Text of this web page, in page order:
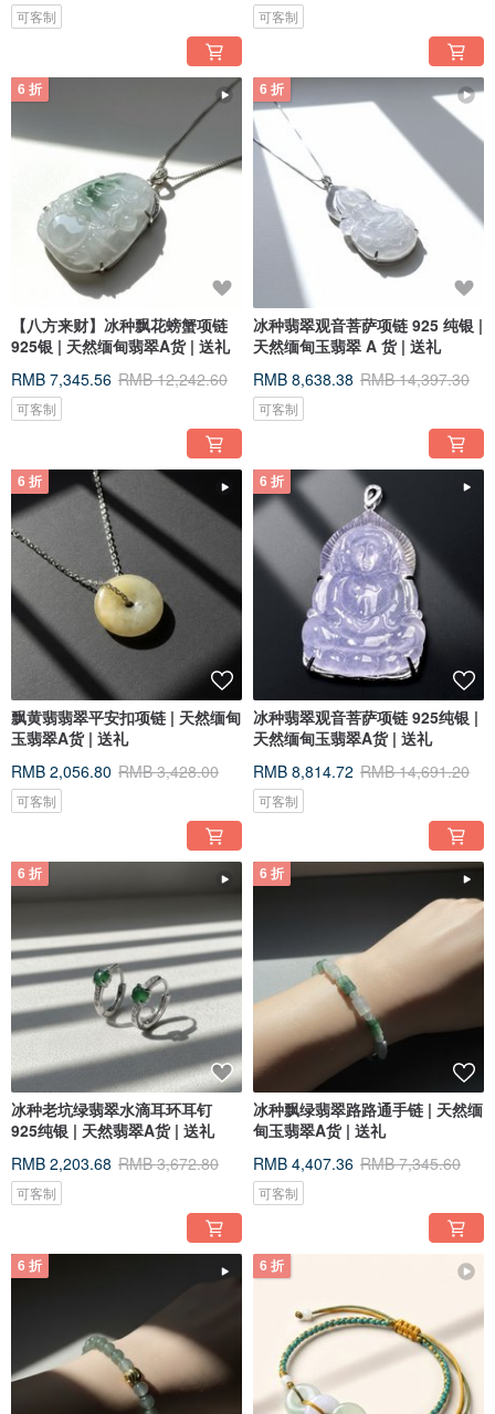
可客制 可客制
6 折
【八方来财】冰种飘花螃蟹项链
925银 | 天然缅甸翡翠A货 | 送礼
RMB 7,345.56 RMB 12,242.60
可客制
6 折
冰种翡翠观音菩萨项链 925 纯银 |
天然缅甸玉翡翠 A 货 | 送礼
RMB 8,638.38 RMB 14,397.30
可客制
6 折
飘黄翡翡翠平安扣项链 | 天然缅甸
玉翡翠A货 | 送礼
RMB 2,056.80 RMB 3,428.00
可客制
6 折
冰种翡翠观音菩萨项链 925纯银 |
天然缅甸玉翡翠A货 | 送礼
RMB 8,814.72 RMB 14,691.20
可客制
6 折
冰种老坑绿翡翠水滴耳环耳钉
925纯银 | 天然翡翠A货 | 送礼
RMB 2,203.68 RMB 3,672.80
可客制
6 折
冰种飘绿翡翠路路通手链 | 天然缅
甸玉翡翠A货 | 送礼
RMB 4,407.36 RMB 7,345.60
可客制
6 折 6 折